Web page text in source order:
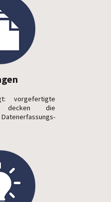
vorgefertigte
decken die